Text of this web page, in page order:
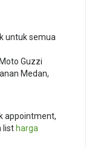
untuk semua
Guzzi
Medan,
appointment,
list harga